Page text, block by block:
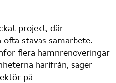
projekt, där
stavas samarbete.
flera hamnrenoveringar
härifrån, säger
på